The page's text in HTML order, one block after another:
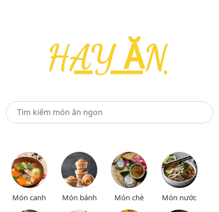
Món canh Món bánh Món chè Món nước